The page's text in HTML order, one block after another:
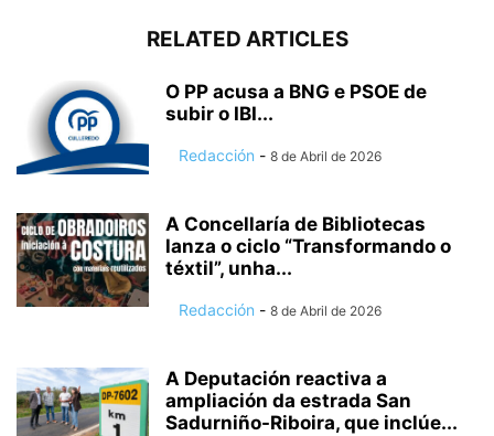
RELATED ARTICLES
O PP acusa a BNG e PSOE de
subir o IBI...
Redacción - 8 de Abril de 2026
A Concellaría de Bibliotecas
lanza o ciclo “Transformando o
téxtil”, unha...
Redacción - 8 de Abril de 2026
A Deputación reactiva a
ampliación da estrada San
Sadurniño-Riboira, que inclúe...